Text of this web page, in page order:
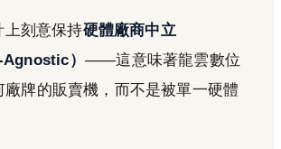
上刻意保持硬體廠商中立
Agnostic） ——這意味著龍雲數位
廠牌的販賣機，而不是被單一硬體